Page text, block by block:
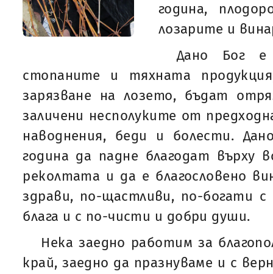
година,
лозарите и
Дано Бог
стопаните и тяхната
зарязване на лозето, бъдат
заличени несполуките от
наводнения, беди и болести.
година да падне благодат върху
реколтата и да е благословено
здрави, по-щастливи, по-богати
блага и с по-чисти и добри души.
Нека заедно работим за
край, заедно да празнуваме и с